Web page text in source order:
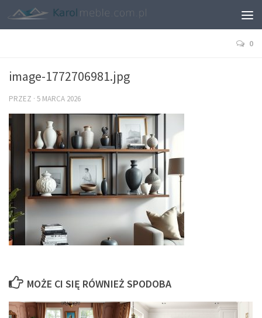
0
image-1772706981.jpg
PRZEZ · 5 MARCA 2026
MOŻE CI SIĘ RÓWNIEŻ SPODOBA